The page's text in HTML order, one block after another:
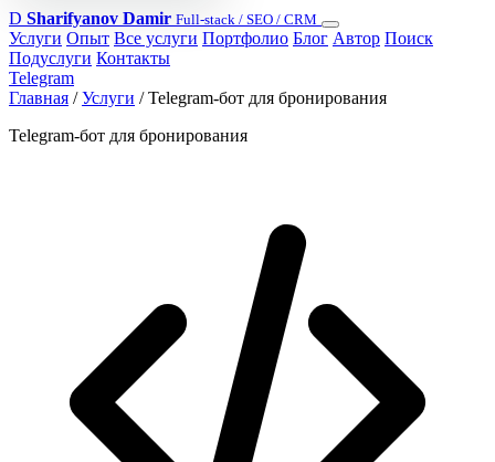
D Sharifyanov Damir Full-stack / SEO / CRM
Услуги Опыт Все услуги Портфолио Блог Автор Поиск
Подуслуги Контакты
Telegram
Главная / Услуги / Telegram-бот для бронирования
Telegram-бот для бронирования